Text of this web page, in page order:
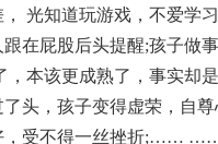
光知道玩游戏，不爱学
在屁股后头提醒;孩子做
，本该更成熟了，事实却
头，孩子变得虚荣，自
，受不得一丝挫折;……